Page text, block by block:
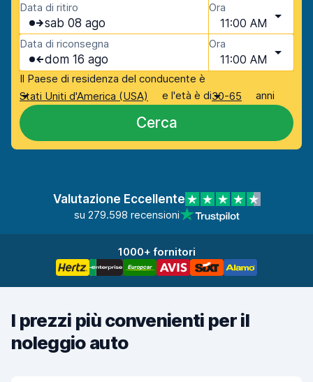
Data di ritiro
sab 08 ago
Ora
11:00 AM
Data di riconsegna
dom 16 ago
Ora
11:00 AM
Il Paese di residenza del conducente è
Stati Uniti d'America (USA)
e l'età è di30-65 anni
Cerca
Valutazione Eccellente
su 279.598 recensioni
1000+ fornitori
I prezzi più convenienti per il
noleggio auto